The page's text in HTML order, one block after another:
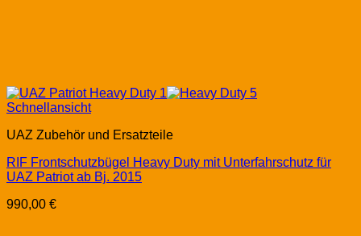
Schnellansicht
UAZ Zubehör und Ersatzteile
RIF Frontschutzbügel Heavy Duty mit Unterfahrschutz für
UAZ Patriot ab Bj. 2015
990,00 €